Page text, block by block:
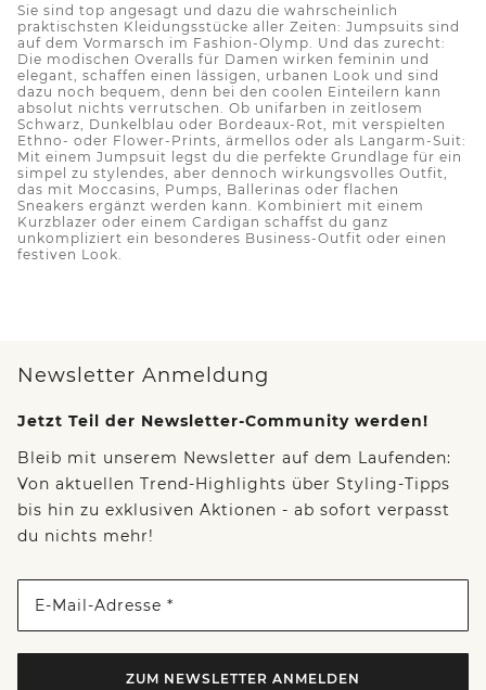
Sie sind top angesagt und dazu die wahrscheinlich
praktischsten Kleidungsstücke aller Zeiten: Jumpsuits sind
auf dem Vormarsch im Fashion-Olymp. Und das zurecht:
Die modischen Overalls für Damen wirken feminin und
elegant, schaffen einen lässigen, urbanen Look und sind
dazu noch bequem, denn bei den coolen Einteilern kann
absolut nichts verrutschen. Ob unifarben in zeitlosem
Schwarz, Dunkelblau oder Bordeaux-Rot, mit verspielten
Ethno- oder Flower-Prints, ärmellos oder als Langarm-Suit:
Mit einem Jumpsuit legst du die perfekte Grundlage für ein
simpel zu stylendes, aber dennoch wirkungsvolles Outfit,
das mit Moccasins, Pumps, Ballerinas oder flachen
Sneakers ergänzt werden kann. Kombiniert mit einem
Kurzblazer oder einem Cardigan schaffst du ganz
unkompliziert ein besonderes Business-Outfit oder einen
festiven Look.
Newsletter Anmeldung
Jetzt Teil der Newsletter-Community werden!
Bleib mit unserem Newsletter auf dem Laufenden:
Von aktuellen Trend-Highlights über Styling-Tipps
bis hin zu exklusiven Aktionen - ab sofort verpasst
du nichts mehr!
E-Mail-Adresse *
ZUM NEWSLETTER ANMELDEN